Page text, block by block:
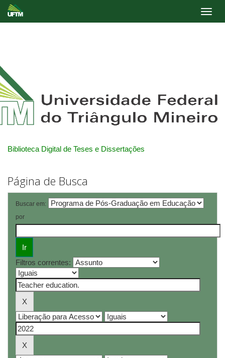
Biblioteca Digital de Teses e Dissertações
Página de Busca
Buscar em:
por
Filtros correntes: